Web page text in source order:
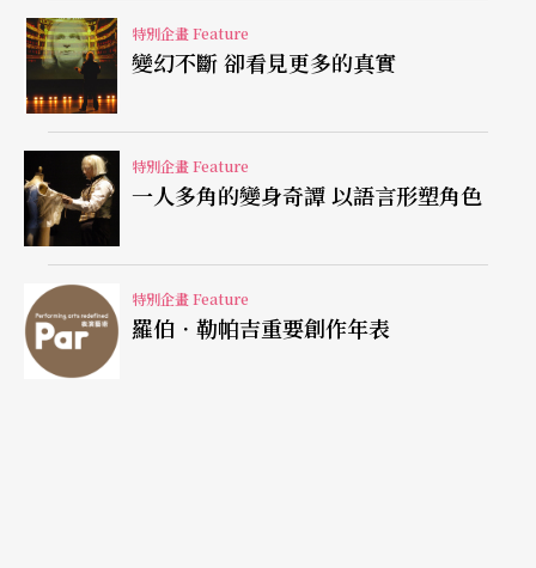
在片場中，勒帕吉也不是個獨霸一方的導演，反而
類似即興工作坊的指導者，協助演員催生出表演
來。他說：「我不會花太多時間去跟演員討論角色
的心理狀態，或是告訴演員該如何演。我相信他們
的智力，如果你跟好演員工作的話……我試著幫助
他們一起說故事，讓他們覺得有趣，接下來他們自
然就會知道該如何做。」
電影裡，依舊看到他的生命身影
特別企畫 Feature
變幻不斷 卻看見更多的真實
特別企畫 Feature
一人多角的變身奇譚 以語言形塑角色
特別企畫 Feature
羅伯．勒帕吉重要創作年表